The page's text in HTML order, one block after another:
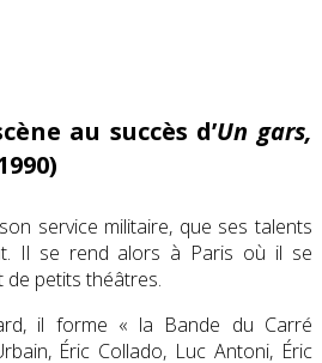
au succès d’Un gars,
service militaire, que ses talents
Il se rend alors à Paris où il se
petits théâtres.
il forme « la Bande du Carré
Éric Collado, Luc Antoni, Éric